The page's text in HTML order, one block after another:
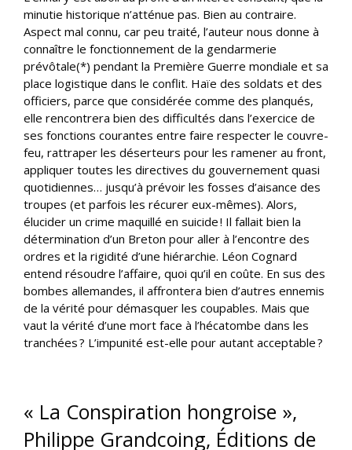
minutie historique n’atténue pas. Bien au contraire.
Aspect mal connu, car peu traité, l’auteur nous donne à
connaître le fonctionnement de la gendarmerie
prévôtale(*) pendant la Première Guerre mondiale et sa
place logistique dans le conflit. Haïe des soldats et des
officiers, parce que considérée comme des planqués,
elle rencontrera bien des difficultés dans l’exercice de
ses fonctions courantes entre faire respecter le couvre-
feu, rattraper les déserteurs pour les ramener au front,
appliquer toutes les directives du gouvernement quasi
quotidiennes… jusqu’à prévoir les fosses d’aisance des
troupes (et parfois les récurer eux-mêmes). Alors,
élucider un crime maquillé en suicide ! Il fallait bien la
détermination d’un Breton pour aller à l’encontre des
ordres et la rigidité d’une hiérarchie. Léon Cognard
entend résoudre l’affaire, quoi qu’il en coûte. En sus des
bombes allemandes, il affrontera bien d’autres ennemis
de la vérité pour démasquer les coupables. Mais que
vaut la vérité d’une mort face à l’hécatombe dans les
tranchées ? L’impunité est-elle pour autant acceptable ?
« La Conspiration hongroise »,
Philippe Grandcoing, Éditions de